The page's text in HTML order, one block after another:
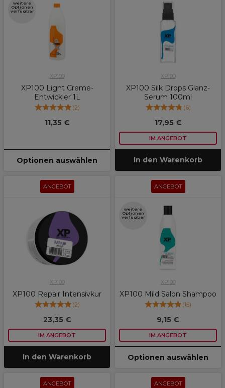
weitere
Optionen
verfügbar
XP100
XP100 Light Creme-
Entwickler 1L
(2)
11,35 €
Optionen auswählen
XP100
XP100 Silk Drops Glanz-
Serum 100ml
(6)
17,95 €
IM ANGEBOT
In den Warenkorb
ANGEBOT
XP100
XP100 Repair Intensivkur
(2)
23,35 €
IM ANGEBOT
In den Warenkorb
ANGEBOT
weitere
Optionen
verfügbar
XP100
XP100 Mild Salon Shampoo
(15)
9,15 €
IM ANGEBOT
Optionen auswählen
ANGEBOT ANGEBOT